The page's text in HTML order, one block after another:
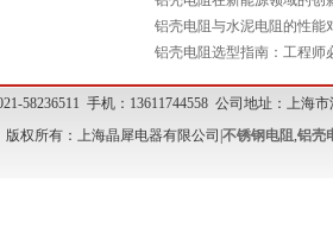
铝壳电阻与水泥电阻的性能
铝壳电阻选型指南：工程师
58236511 手机：13611744558 公司地址：上
版权所有：上海晶犀电器有限公司| 不锈钢电阻,铝壳